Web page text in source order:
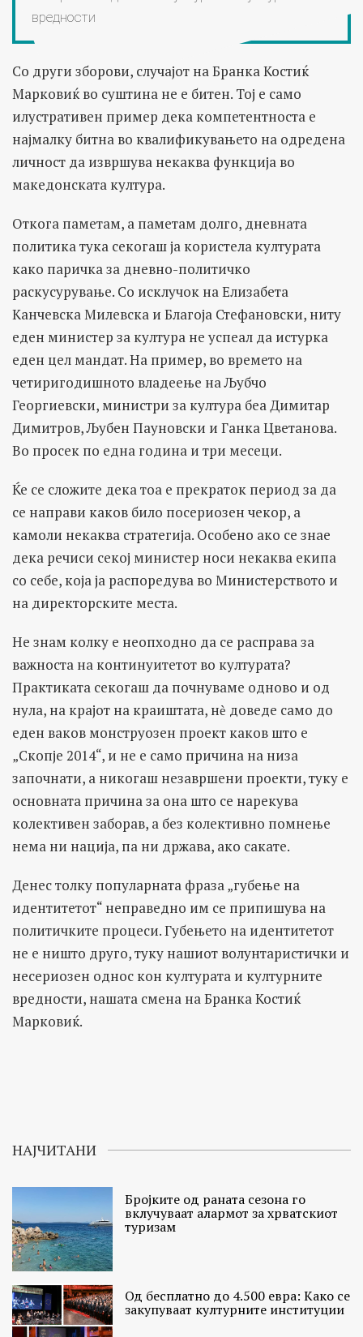
вредности
Со други зборови, случајот на Бранка Костиќ
Марковиќ во суштина не е битен. Тој е само
илустративен пример дека компетентноста е
најмалку битна во квалификувањето на одредена
личност да извршува некаква функција во
македонската култура.
Откога паметам, а паметам долго, дневната
политика тука секогаш ја користела културата
како паричка за дневно-политичко
раскусурување. Со исклучок на Елизабета
Канчевска Милевска и Благоја Стефановски, ниту
еден министер за култура не успеал да истурка
еден цел мандат. На пример, во времето на
четиригодишното владеење на Љубчо
Георгиевски, министри за култура беа Димитар
Димитров, Љубен Пауновски и Ганка Цветанова.
Во просек по една година и три месеци.
Ќе се сложите дека тоа е прекраток период за да
се направи каков било посериозен чекор, а
камоли некаква стратегија. Особено ако се знае
дека речиси секој министер носи некаква екипа
со себе, која ја распоредува во Министерството и
на директорските места.
Не знам колку е неопходно да се расправа за
важноста на континуитетот во културата?
Практиката секогаш да почнуваме одново и од
нула, на крајот на краиштата, нѐ доведе само до
еден ваков монструозен проект каков што е
„Скопје 2014“, и не е само причина на низа
започнати, а никогаш незавршени проекти, туку е
основната причина за она што се нарекува
колективен заборав, а без колективно помнење
нема ни нација, па ни држава, ако сакате.
Денес толку популарната фраза „губење на
идентитетот“ неправедно им се припишува на
политичките процеси. Губењето на идентитетот
не е ништо друго, туку нашиот волунтаристички и
несериозен однос кон културата и културните
вредности, нашата смена на Бранка Костиќ
Марковиќ.
НАЈЧИТАНИ
Бројките од раната сезона го
вклучуваат алармот за хрватскиот
туризам
Од бесплатно до 4.500 евра: Како се
закупуваат културните институции